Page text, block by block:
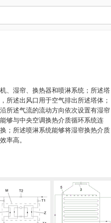
、湿帘、换热器和喷淋系统；所述塔
所述出风口用于空气排出所述塔体；
所述气流的流动方向依次设置有湿帘
够与中央空调换热介质循环系统连
；所述喷淋系统能够将湿帘换热介质
率高。